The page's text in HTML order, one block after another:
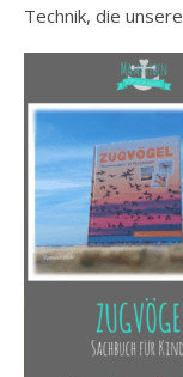
Technik, die